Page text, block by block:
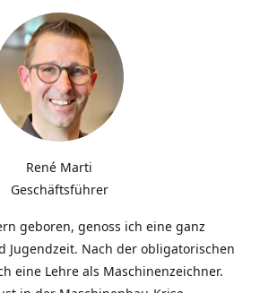
René Marti
Geschäftsführer
geboren, genoss ich eine ganz
Jugendzeit. Nach der obligatorischen
eine Lehre als Maschinenzeichner.